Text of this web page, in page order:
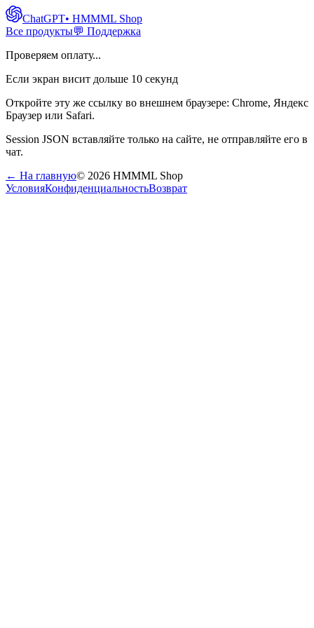
ChatGPT• HMMML Shop
Все продукты💬 Поддержка
Проверяем оплату...
Если экран висит дольше 10 секунд
Откройте эту же ссылку во внешнем браузере: Chrome, Яндекс
Браузер или Safari.
Session JSON вставляйте только на сайте, не отправляйте его в
чат.
← На главную© 2026 HMMML Shop
УсловияКонфиденциальностьВозврат